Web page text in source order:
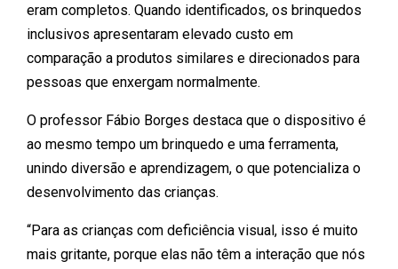
eram completos. Quando identificados, os brinquedos
inclusivos apresentaram elevado custo em
comparação a produtos similares e direcionados para
pessoas que enxergam normalmente.
O professor Fábio Borges destaca que o dispositivo é
ao mesmo tempo um brinquedo e uma ferramenta,
unindo diversão e aprendizagem, o que potencializa o
desenvolvimento das crianças.
“Para as crianças com deficiência visual, isso é muito
mais gritante, porque elas não têm a interação que nós